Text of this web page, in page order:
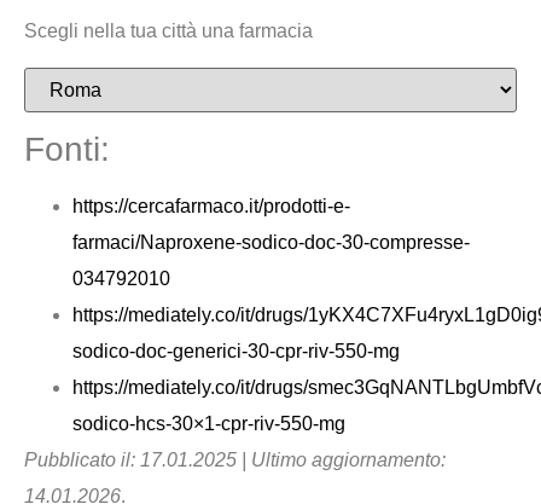
Scegli nella tua città una farmacia
Fonti:
https://cercafarmaco.it/prodotti-e-
farmaci/Naproxene-sodico-doc-30-compresse-
034792010
https://mediately.co/it/drugs/
sodico-doc-generici-30-cpr-riv-550-mg
https://mediately.co/it/drugs/
sodico-hcs-30×1-cpr-riv-550-mg
Pubblicato il: 17.01.2025 | Ultimo aggiornamento:
14.01.2026.